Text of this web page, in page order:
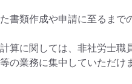
書類作成や申請に至るまで
算に関しては、非社労士職
の業務に集中していただけ